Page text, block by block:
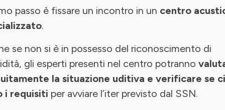
passo è fissare un incontro in un centro
.
se non si è in possesso del riconoscimento di
gli esperti presenti nel centro potranno
la situazione uditiva e verificare se ci
i requisiti per avviare l’iter previsto dal SSN.